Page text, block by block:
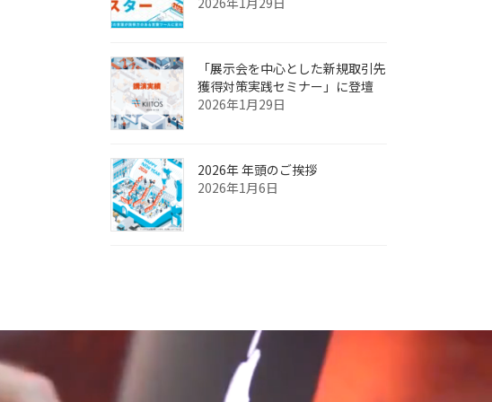
「展示会を中心とした新規取引先
獲得対策実践セミナー」に登壇
2026年1月29日
2026年 年頭のご挨拶
2026年1月6日